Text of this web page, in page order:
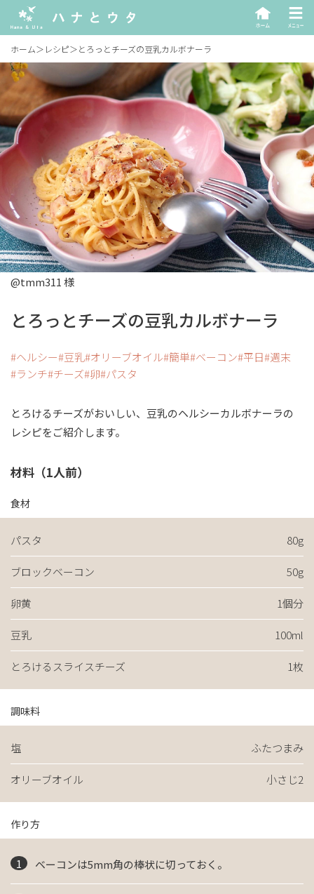
ホーム＞ レシピ＞とろっとチーズの豆乳カルボナーラ
@tmm311 様
とろっとチーズの豆乳カルボナーラ
ヘルシー 豆乳 オリーブオイル 簡単 ベーコン 平日 週末
ランチ チーズ 卵 パスタ
とろけるチーズがおいしい、豆乳のヘルシーカルボナーラの
レシピをご紹介します。
材料（1人前）
食材
パスタ 80g
ブロックベーコン 50g
卵黄 1個分
豆乳 100ml
とろけるスライスチーズ 1枚
調味料
塩 ふたつまみ
オリーブオイル 小さじ2
作り方
ベーコンは5mm角の棒状に切っておく。